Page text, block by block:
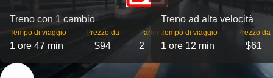
Treno con 1 cambio
Tempo di viaggio
1 ore 47 min
Prezzo da
$94
Partenze
2
Treno ad alta velocità
Tempo di viaggio
1 ore 12 min
Prezzo da
$61